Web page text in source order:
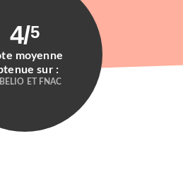
4/5
moyenne
sur :
ET FNAC